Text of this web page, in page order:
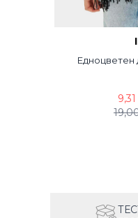
Едноцветен